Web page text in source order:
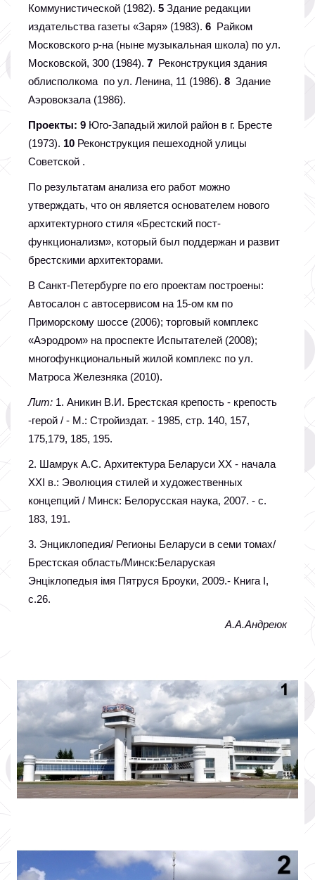
Коммунистической (1982). 5 Здание редакции
издательства газеты «Заря» (1983). 6 Райком
Московского р-на (ныне музыкальная школа) по ул.
Московской, 300 (1984). 7 Реконструкция здания
облисполкома по ул. Ленина, 11 (1986). 8 Здание
Аэровокзала (1986).
Проекты: 9 Юго-Западый жилой район в г. Бресте
(1973). 10 Реконструкция пешеходной улицы
Советской .
По результатам анализа его работ можно
утверждать, что он является основателем нового
архитектурного стиля «Брестский пост-
функционализм», который был поддержан и развит
брестскими архитекторами.
В Санкт-Петербурге по его проектам построены:
Автосалон с автосервисом на 15-ом км по
Приморскому шоссе (2006); торговый комплекс
«Аэродром» на проспекте Испытателей (2008);
многофункциональный жилой комплекс по ул.
Матроса Железняка (2010).
Лит: 1. Аникин В.И. Брестская крепость - крепость
-герой / - М.: Стройиздат. - 1985, стр. 140, 157,
175,179, 185, 195.
2. Шамрук А.С. Архитектура Беларуси XX - начала
XXI в.: Эволюция стилей и художественных
концепций / Минск: Белорусская наука, 2007. - с.
183, 191.
3. Энциклопедия/ Регионы Беларуси в семи томах/
Брестская область/Минск:Беларуская
Энцiклопедыя iмя Пятруся Броуки, 2009.- Книга I,
с.26.
А.А.Андреюк